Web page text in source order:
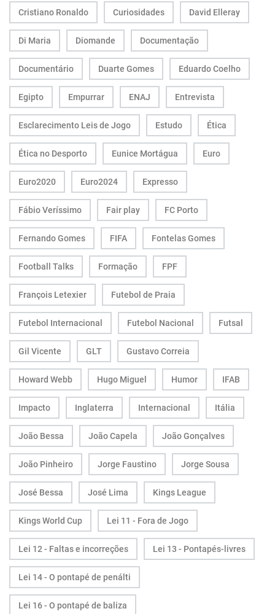
Cristiano Ronaldo Curiosidades David Elleray
Di Maria Diomande Documentação
Documentário Duarte Gomes Eduardo Coelho
Egipto Empurrar ENAJ Entrevista
Esclarecimento Leis de Jogo Estudo Ética
Ética no Desporto Eunice Mortágua Euro
Euro2020 Euro2024 Expresso
Fábio Veríssimo Fair play FC Porto
Fernando Gomes FIFA Fontelas Gomes
Football Talks Formação FPF
François Letexier Futebol de Praia
Futebol Internacional Futebol Nacional Futsal
Gil Vicente GLT Gustavo Correia
Howard Webb Hugo Miguel Humor IFAB
Impacto Inglaterra Internacional Itália
João Bessa João Capela João Gonçalves
João Pinheiro Jorge Faustino Jorge Sousa
José Bessa José Lima Kings League
Kings World Cup Lei 11 - Fora de Jogo
Lei 12 - Faltas e incorreções Lei 13 - Pontapés-livres
Lei 14 - O pontapé de penálti
Lei 16 - O pontapé de baliza